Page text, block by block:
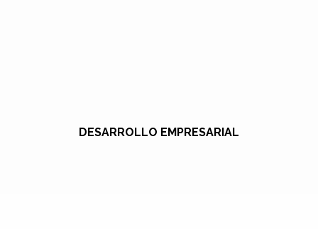
DESARROLLO EMPRESARIAL